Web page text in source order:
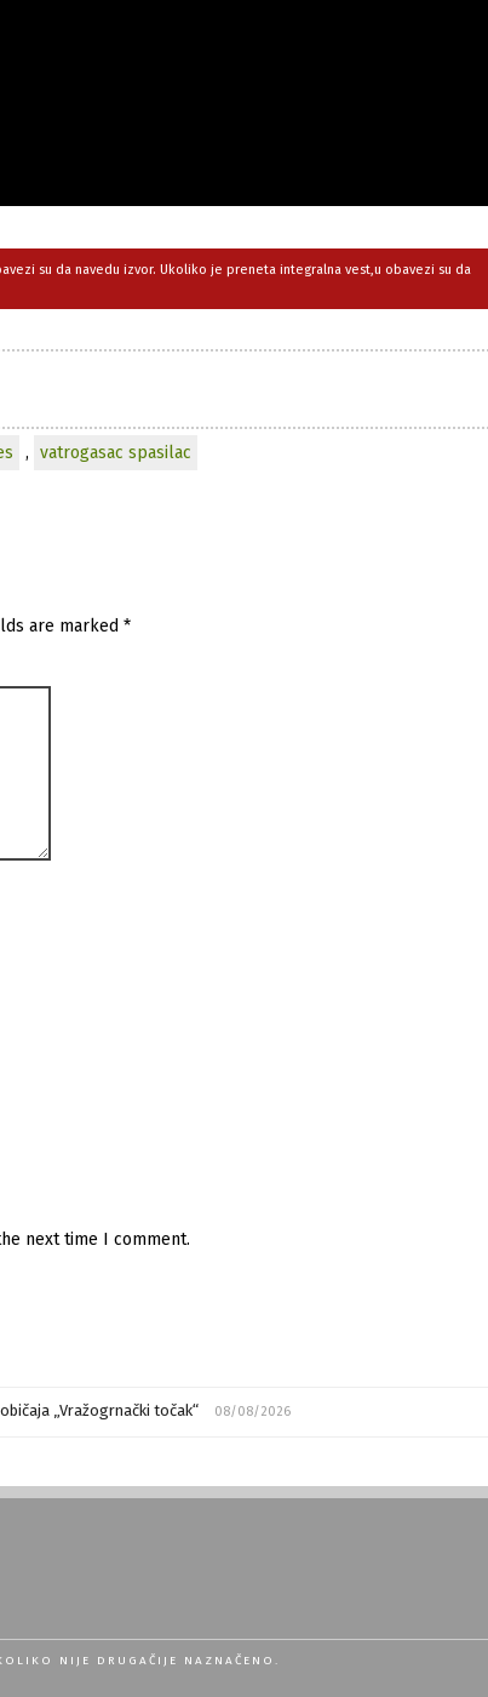
su da navedu izvor. Ukoliko je preneta integralna vest,u obavezi su da
, vatrogasac spasilac
are marked *
next time I comment.
„Vražogrnački točak“ 08/08/2026
NIJE DRUGAČIJE NAZNAČENO.